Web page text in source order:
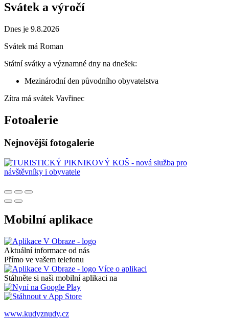
Svátek a výročí
Dnes je 9.8.2026
Svátek má Roman
Státní svátky a významné dny na dnešek:
Mezinárodní den původního obyvatelstva
Zítra má svátek Vavřinec
Fotoalerie
Nejnovější fotogalerie
Mobilní aplikace
Aktuální informace od nás
Přímo ve vašem telefonu
Více o aplikaci
Stáhněte si naši mobilní aplikaci na
www.kudyznudy.cz